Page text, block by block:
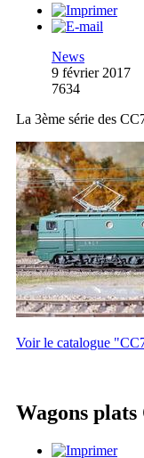
News
9 février 2017
7634
La 3ème série des
Voir le catalogue
Wagons